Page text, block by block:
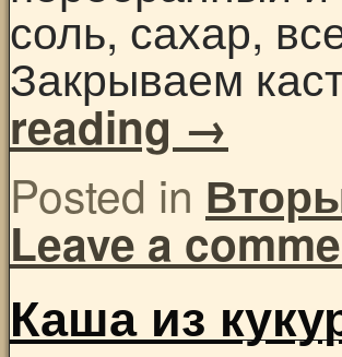
соль, сахар,
Закрываем
reading →
Posted in
Leave a
Каша из